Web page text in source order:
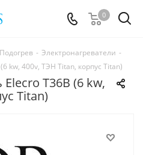
0
Подогрев - Электронагреватели -
kw, 400v, ТЭН Titan, корпус Titan)
T36B (6 kw,
Titan)